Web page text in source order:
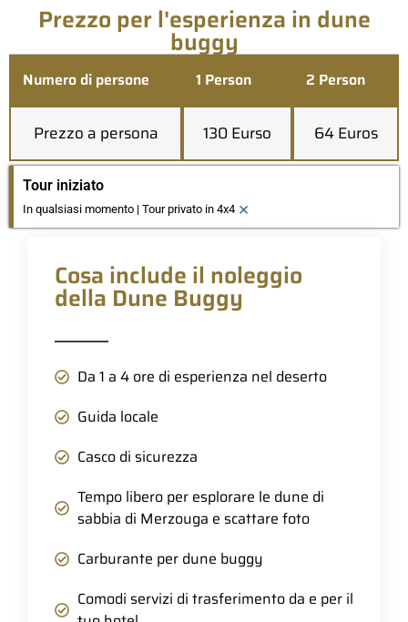
Prezzo per l'esperienza in dune
buggy
Numero di persone 1 Person 2 Person
Prezzo a persona 130 Eurso 64 Euros
Tour iniziato
In qualsiasi momento | Tour privato in 4x4 ×
Cosa include il noleggio
della Dune Buggy
Da 1 a 4 ore di esperienza nel deserto
Guida locale
Casco di sicurezza
Tempo libero per esplorare le dune di
sabbia di Merzouga e scattare foto
Carburante per dune buggy
Comodi servizi di trasferimento da e per il